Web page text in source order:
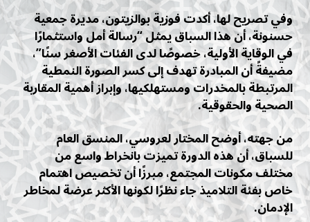
وفي تصريح لها، أكدت فوزية بوالزيتون، مديرة جمعية
حسنونة، أن هذا السباق يمثل “رسالة أمل واستثمارًا
في الوقاية الأولية، خصوصًا لدى الفئات الأصغر سنًا”،
مضيفةً أن المبادرة تهدف إلى كسر الصورة النمطية
المرتبطة بالمخدرات ومستهلكيها، وإبراز أهمية المقاربة
الصحية والحقوقية.
من جهته، أوضح المختار لعروسي، المنسق العام
للسباق، أن هذه الدورة تميزت بانخراط واسع من
مختلف مكونات المجتمع، مبرزًا أن تخصيص اهتمام
خاص بفئة التلاميذ جاء نظرًا لكونها الأكثر عرضة لمخاطر
الإدمان.